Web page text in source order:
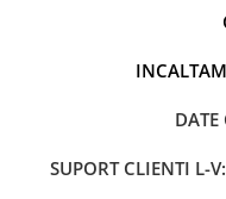
DATE
SUPORT CLIENTI L-